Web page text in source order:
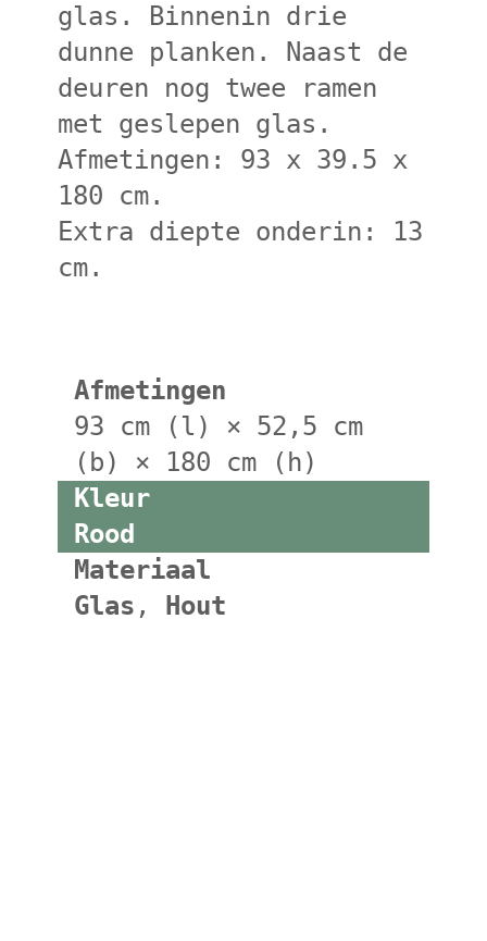
glas. Binnenin drie
dunne planken. Naast de
deuren nog twee ramen
met geslepen glas.
Afmetingen: 93 x 39.5 x
180 cm.
Extra diepte onderin: 13
cm.
Afmetingen
93 cm (l) × 52,5 cm
(b) × 180 cm (h)
Kleur
Rood
Materiaal
Glas , Hout